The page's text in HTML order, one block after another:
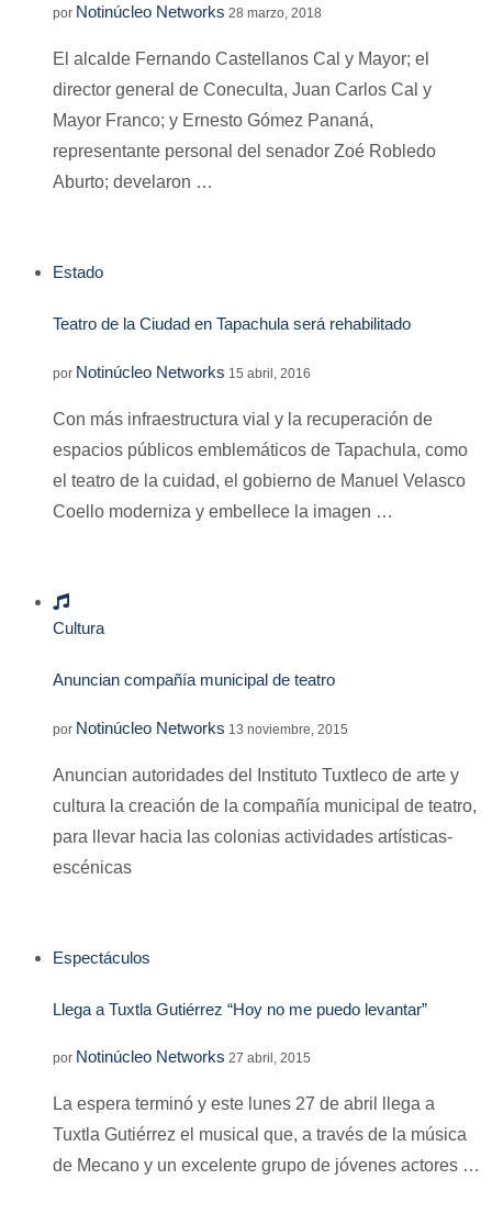
por Notinúcleo Networks 28 marzo, 2018
El alcalde Fernando Castellanos Cal y Mayor; el
director general de Coneculta, Juan Carlos Cal y
Mayor Franco; y Ernesto Gómez Pananá,
representante personal del senador Zoé Robledo
Aburto; develaron …
Estado
Teatro de la Ciudad en Tapachula será rehabilitado
por Notinúcleo Networks 15 abril, 2016
Con más infraestructura vial y la recuperación de
espacios públicos emblemáticos de Tapachula, como
el teatro de la cuidad, el gobierno de Manuel Velasco
Coello moderniza y embellece la imagen …
Cultura
Anuncian compañía municipal de teatro
por Notinúcleo Networks 13 noviembre, 2015
Anuncian autoridades del Instituto Tuxtleco de arte y
cultura la creación de la compañía municipal de teatro,
para llevar hacia las colonias actividades artísticas-
escénicas
Espectáculos
Llega a Tuxtla Gutiérrez “Hoy no me puedo levantar”
por Notinúcleo Networks 27 abril, 2015
La espera terminó y este lunes 27 de abril llega a
Tuxtla Gutiérrez el musical que, a través de la música
de Mecano y un excelente grupo de jóvenes actores …